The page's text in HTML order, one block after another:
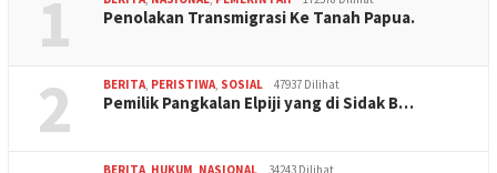
1 Penolakan Transmigrasi Ke Tanah Papua.
2 BERITA PERISTIWA SOSIAL 47937 Dilihat
Pemilik Pangkalan Elpiji yang di Sidak B…
BERITA HUKUM NASIONAL 34243 Dilihat